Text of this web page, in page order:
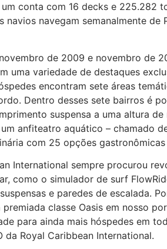
conta com 16 decks e 225.282
navios navegam semanalmente
de 2009 e novembro de
uma variedade de destaques
encontram sete áreas
Dentro desses sete bairros é
suspensa a uma altura
anfiteatro aquático – chamado
com 25 opções
International sempre procurou
como o simulador de surf
e paredes de escalada.
classe Oasis em nosso
para ainda mais hóspedes em
da Royal Caribbean International.